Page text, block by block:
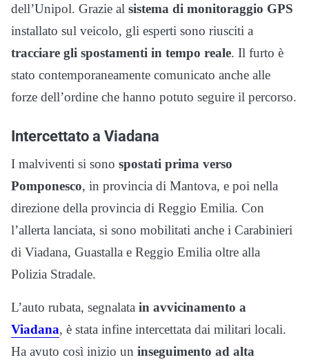
dell’Unipol. Grazie al sistema di monitoraggio GPS
installato sul veicolo, gli esperti sono riusciti a
tracciare gli spostamenti in tempo reale. Il furto è
stato contemporaneamente comunicato anche alle
forze dell’ordine che hanno potuto seguire il percorso.
Intercettato a Viadana
I malviventi si sono spostati prima verso
Pomponesco, in provincia di Mantova, e poi nella
direzione della provincia di Reggio Emilia. Con
l’allerta lanciata, si sono mobilitati anche i Carabinieri
di Viadana, Guastalla e Reggio Emilia oltre alla
Polizia Stradale.
L’auto rubata, segnalata in avvicinamento a
Viadana, è stata infine intercettata dai militari locali.
Ha avuto così inizio un inseguimento ad alta